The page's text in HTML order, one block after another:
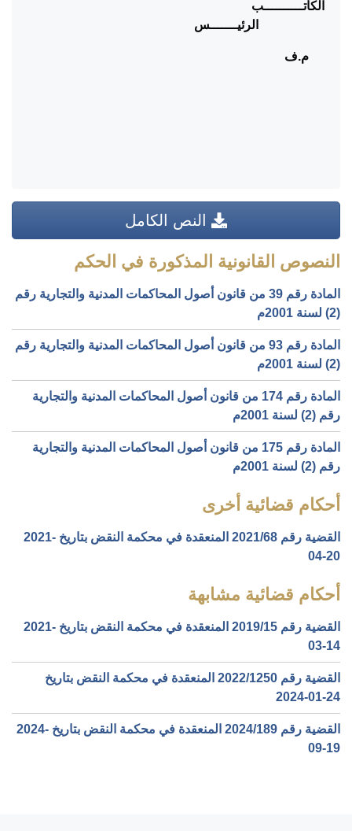
الكاتــــــــــب
الرئيـــــــس
م.ف
النص الكامل
النصوص القانونية المذكورة في الحكم
المادة رقم 39 من قانون أصول المحاكمات المدنية والتجارية رقم
(2) لسنة 2001م
المادة رقم 93 من قانون أصول المحاكمات المدنية والتجارية رقم
(2) لسنة 2001م
المادة رقم 174 من قانون أصول المحاكمات المدنية والتجارية
رقم (2) لسنة 2001م
المادة رقم 175 من قانون أصول المحاكمات المدنية والتجارية
رقم (2) لسنة 2001م
أحكام قضائية أخرى
القضية رقم ‎68‏/‎2021‏ المنعقدة في محكمة النقض بتاريخ ‎2021-
04-20‏
أحكام قضائية مشابهة
القضية رقم ‎15‏/‎2019‏ المنعقدة في محكمة النقض بتاريخ ‎2021-
03-14‏
القضية رقم ‎1250‏/‎2022‏ المنعقدة في محكمة النقض بتاريخ
‎2024-01-24‏
القضية رقم ‎189‏/‎2024‏ المنعقدة في محكمة النقض بتاريخ ‎2024-
09-19‏